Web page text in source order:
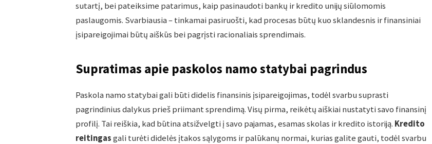
sutartį, bei pateiksime patarimus, kaip pasinaudoti bankų ir kredito unijų siūlomomis
paslaugomis. Svarbiausia – tinkamai pasiruošti, kad procesas būtų kuo sklandesnis ir finansiniai
įsipareigojimai būtų aiškūs bei pagrįsti racionaliais sprendimais.
Supratimas apie paskolos namo statybai pagrindus
Paskola namo statybai gali būti didelis finansinis įsipareigojimas, todėl svarbu suprasti
pagrindinius dalykus prieš priimant sprendimą. Visų pirma, reikėtų aiškiai nustatyti savo finansinį
profilį. Tai reiškia, kad būtina atsižvelgti į savo pajamas, esamas skolas ir kredito istoriją. Kredito
reitingasgali turėti didelės įtakos sąlygoms ir palūkanų normai, kurias galite gauti, todėl svarbu